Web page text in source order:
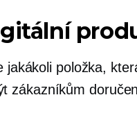
jakákoli položka,
zákazníkům